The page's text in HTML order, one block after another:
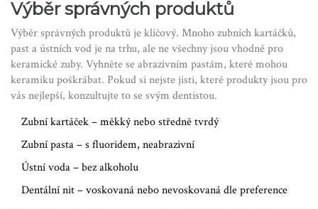
Výběr správných produktů
Výběr správných produktů je klíčový. Mnoho zubních kartáčků,
past a ústních vod je na trhu, ale ne všechny jsou vhodné pro
keramické zuby. Vyhněte se abrazivním pastám, které mohou
keramiku poškrábat. Pokud si nejste jisti, které produkty jsou pro
vás nejlepší, konzultujte to se svým dentistou.
Zubní kartáček – měkký nebo středně tvrdý
Zubní pasta – s fluoridem, neabrazivní
Ústní voda – bez alkoholu
Dentální nit – voskovaná nebo nevoskovaná dle preference